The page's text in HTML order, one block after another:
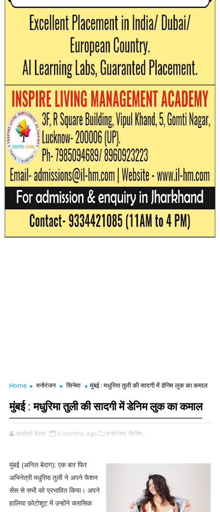
Home मनोरंजन सिनेमा मुंबई : मधुरिमा तुली की सादगी में डेनिम लुक का कमाल
मुंबई : मधुरिमा तुली की सादगी में डेनिम लुक का कमाल
आर्यावर्त डेस्क 9 months ago मनोरंजन, सिनेमा,
मुंबई (अनिल बेदाग): एक बार फिर
अभिनेत्री मधुरिमा तुली ने अपने फैशन
सेंस से सभी को प्रभावित किया। अपने
हालिया फ़ोटोशूट में उन्होंने क्लासिक